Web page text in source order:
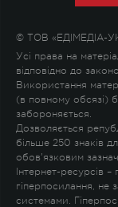
© ТОВ «ЕДІМЕДІА-
Усі права на
відповідно до
Використання
(в повному обсязі)
забороняється.
Дозволяється
більше 250 знаків
обов'язковим
Інтернет-ресурсів
гіперпосилання, не
системами.